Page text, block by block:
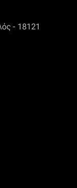
- 18121